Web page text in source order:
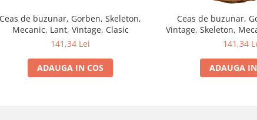
Ceas de buzunar, Gorben, Skeleton,
Mecanic, Lant, Vintage, Clasic
141,34 Lei
ADAUGA IN COS
Ceas de buzunar,
Vintage, Skeleton,
141,34
ADAUGA